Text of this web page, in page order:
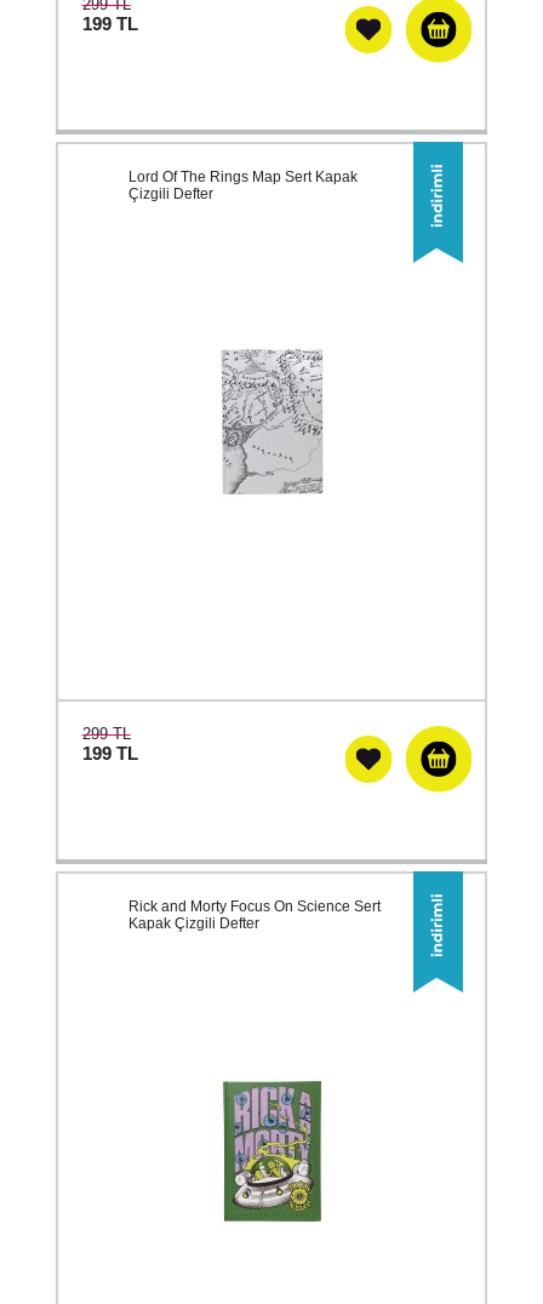
299 TL
199 TL
Lord Of The Rings Map Sert Kapak
Çizgili Defter
299 TL
199 TL
Rick and Morty Focus On Science Sert
Kapak Çizgili Defter